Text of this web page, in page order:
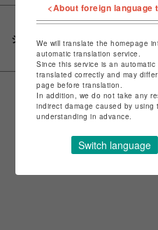
シェアする
<About foreign language
We will translate the homepage
automatic translation service.
Since this service is an
translated correctly and may
page before translation.
In addition, we do not take any
indirect damage caused by
understanding in advance.
Switch language